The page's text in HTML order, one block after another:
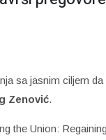
sa jasnim ciljem
Zenović.
the Union: